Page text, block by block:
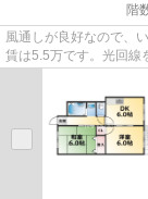
階
風通しが良好なので、
賃は5.5万です。光回線